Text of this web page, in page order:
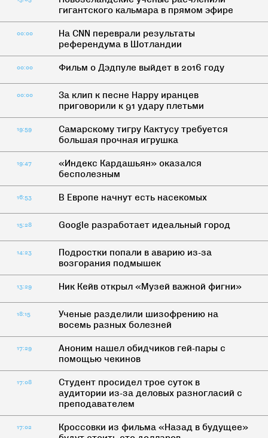
гигантского кальмара в прямом эфире
00:00
На CNN переврали результаты
референдума в Шотландии
00:00 Фильм о Дэдпуле выйдет в 2016 году
00:00
За клип к песне Happy иранцев
приговорили к 91 удару плетьми
19:59
Самарскому тигру Кактусу требуется
большая прочная игрушка
19:47
«Индекс Кардашьян» оказался
бесполезным
16:53 В Европе начнут есть насекомых
15:28 Google разработает идеальный город
14:23
Подростки попали в аварию из-за
возгорания подмышек
13:29 Ник Кейв открыл «Музей важной фигни»
18:15
Ученые разделили шизофрению на
восемь разных болезней
17:29
Аноним нашел обидчиков гей-пары с
помощью чекинов
17:08
Студент просидел трое суток в
аудитории из-за деловых разногласий с
преподавателем
17:02
Кроссовки из фильма «Назад в будущее»